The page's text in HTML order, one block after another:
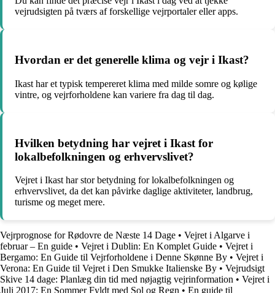
vejrudsigten på tværs af forskellige vejrportaler eller apps.
Hvordan er det generelle klima og vejr i Ikast?
Ikast har et typisk tempereret klima med milde somre og kølige
vintre, og vejrforholdene kan variere fra dag til dag.
Hvilken betydning har vejret i Ikast for
lokalbefolkningen og erhvervslivet?
Vejret i Ikast har stor betydning for lokalbefolkningen og
erhvervslivet, da det kan påvirke daglige aktiviteter, landbrug,
turisme og meget mere.
Vejrprognose for Rødovre de Næste 14 Dage • Vejret i Algarve i
februar – En guide • Vejret i Dublin: En Komplet Guide • Vejret i
Bergamo: En Guide til Vejrforholdene i Denne Skønne By • Vejret i
Verona: En Guide til Vejret i Den Smukke Italienske By • Vejrudsigt
Skive 14 dage: Planlæg din tid med nøjagtig vejrinformation • Vejret i
Juli 2017: En Sommer Fyldt med Sol og Regn • En guide til